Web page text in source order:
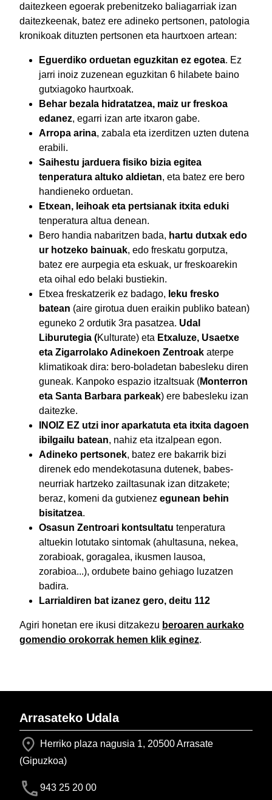
daitezkeen egoerak prebenitzeko baliagarriak izan
daitezkeenak, batez ere adineko pertsonen, patologia
kronikoak dituzten pertsonen eta haurtxoen artean:
Eguerdiko orduetan eguzkitan ez egotea. Ez
jarri inoiz zuzenean eguzkitan 6 hilabete baino
gutxiagoko haurtxoak.
Behar bezala hidratatzea, maiz ur freskoa
edanez, egarri izan arte itxaron gabe.
Arropa arina, zabala eta izerditzen uzten dutena
erabili.
Saihestu jarduera fisiko bizia egitea
tenperatura altuko aldietan, eta batez ere bero
handieneko orduetan.
Etxean, leihoak eta pertsianak itxita eduki
tenperatura altua denean.
Bero handia nabaritzen bada, hartu dutxak edo
ur hotzeko bainuak, edo freskatu gorputza,
batez ere aurpegia eta eskuak, ur freskoarekin
eta oihal edo belaki bustiekin.
Etxea freskatzerik ez badago, leku fresko
batean (aire girotua duen eraikin publiko batean)
eguneko 2 ordutik 3ra pasatzea. Udal
Liburutegia (Kulturate) eta Etxaluze, Usaetxe
eta Zigarrolako Adinekoen Zentroak aterpe
klimatikoak dira: bero-boladetan babesleku diren
guneak. Kanpoko espazio itzaltsuak (Monterron
eta Santa Barbara parkeak) ere babesleku izan
daitezke.
INOIZ EZ utzi inor aparkatuta eta itxita dagoen
ibilgailu batean, nahiz eta itzalpean egon.
Adineko pertsonek, batez ere bakarrik bizi
direnek edo mendekotasuna dutenek, babes-
neurriak hartzeko zailtasunak izan ditzakete;
beraz, komeni da gutxienez egunean behin
bisitatzea.
Osasun Zentroari kontsultatu tenperatura
altuekin lotutako sintomak (ahultasuna, nekea,
zorabioak, goragalea, ikusmen lausoa,
zorabioa...), ordubete baino gehiago luzatzen
badira.
Larrialdiren bat izanez gero, deitu 112
Agiri honetan ere ikusi ditzakezu beroaren aurkako
gomendio orokorrak hemen klik eginez.
Arrasateko Udala
Herriko plaza nagusia 1, 20500 Arrasate
(Gipuzkoa)
943 25 20 00